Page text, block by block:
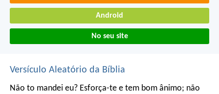
Android
No seu site
Versículo Aleatório da Bíblia
Não to mandei eu? Esforça-te e tem bom ânimo; não